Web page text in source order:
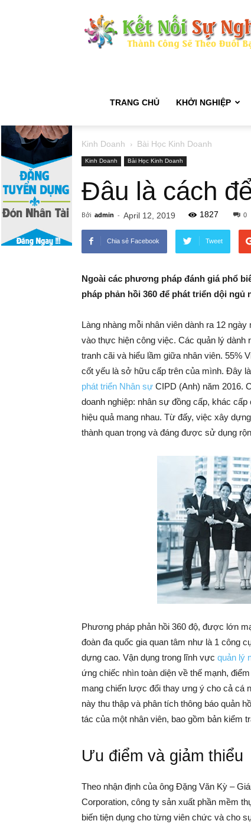
TRANG CHỦ KHỞI NGHIỆP
Kinh Doanh Bài Học Kinh Doanh
Kinh Doanh Bài Học Kinh Doanh
Đâu là cách
Bởi admin - April 12, 2019 1827 0
Chia sẻ Facebook Tweet
Ngoài các phương pháp đánh giá phổ
pháp phản hồi 360 để phát triển dội ngủ
Làng nhàng mỗi nhân viên dành ra 12
vào thực hiện công việc. Các quản lý dành
tranh cãi và hiểu lầm giữa nhân viên. 55%
cốt yếu là sở hữu cấp trên của mình. Đây
phát triển Nhân sự CIPD (Anh) năm 2016.
doanh nghiệp: nhân sự đồng cấp, khác
hiệu quả mang nhau. Từ đấy, việc xây
thành quan trọng và đáng được sử dụng
Phương pháp phản hồi 360 độ, được lớn
đoàn đa quốc gia quan tâm như là 1 công
dựng cao. Vận dụng trong lĩnh vực quản lý
ứng chiếc nhìn toàn diện về thế mạnh,
mang chiến lược đổi thay ưng ý cho cả cá
này thu thập và phân tích thông báo quản
tác của một nhân viên, bao gồm bản kiểm
Ưu điểm và giảm thiểu
Theo nhận định của ông Đặng Văn Kỳ –
Corporation, công ty sản xuất phần mềm
biến tiện dụng cho từng viên chức và cho